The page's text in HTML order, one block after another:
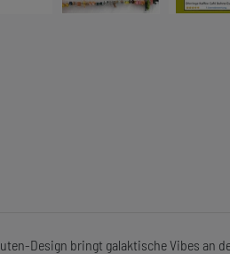
Design bringt galaktische Vibes an